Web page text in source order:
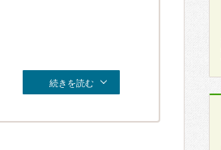
続きを読む